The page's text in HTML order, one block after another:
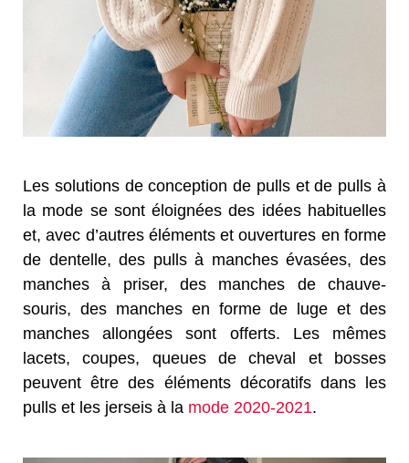
Les solutions de conception de pulls et de pulls à
la mode se sont éloignées des idées habituelles
et, avec d’autres éléments et ouvertures en forme
de dentelle, des pulls à manches évasées, des
manches à priser, des manches de chauve-
souris, des manches en forme de luge et des
manches allongées sont offerts. Les mêmes
lacets, coupes, queues de cheval et bosses
peuvent être des éléments décoratifs dans les
pulls et les jerseis à la mode 2020-2021.